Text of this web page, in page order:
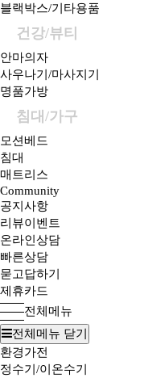
블랙박스/기타용품
건강/뷰티
안마의자
사우나기/마사지기
명품가방
침대/가구
모션베드
침대
매트리스
Community
공지사항
리뷰이벤트
온라인상담
빠른상담
묻고답하기
제휴카드
전체메뉴
전체메뉴 닫기
환경가전
정수기/이온수기